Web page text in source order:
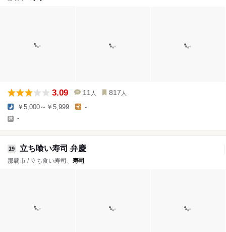
3.09 11 人 817 人
￥5,000～￥5,999 -
-
19 立ち喰い寿司 弁慶
那覇市 / 立ち食い寿司、 寿司